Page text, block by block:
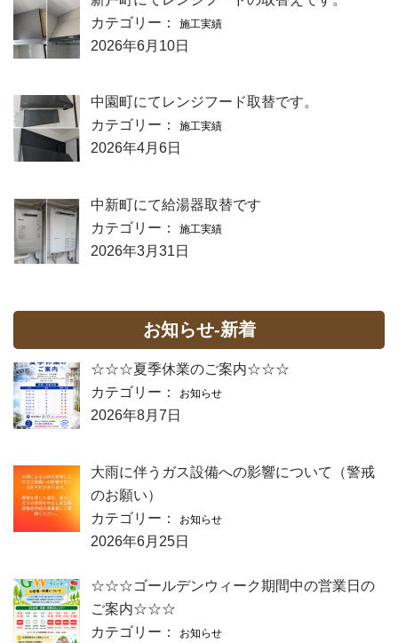
カテゴリー：
施工実績
2026年6月10日
中園町にてレンジフード取替です。
カテゴリー：
施工実績
2026年4月6日
中新町にて給湯器取替です
カテゴリー：
施工実績
2026年3月31日
お知らせ-新着
☆☆☆夏季休業のご案内☆☆☆
カテゴリー：
お知らせ
2026年8月7日
大雨に伴うガス設備への影響について（警戒
のお願い）
カテゴリー：
お知らせ
2026年6月25日
☆☆☆ゴールデンウィーク期間中の営業日の
ご案内☆☆☆
カテゴリー：
お知らせ